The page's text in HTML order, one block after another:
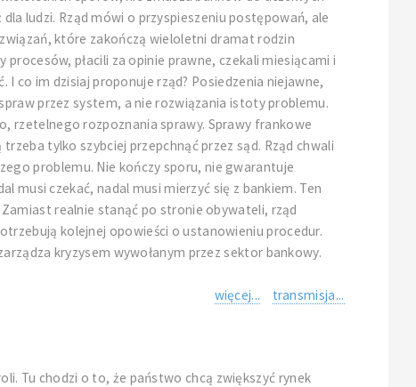
ludzi. Rząd mówi o przyspieszeniu postępowań, ale
które zakończą wieloletni dramat rodzin
płacili za opinie prawne, czekali miesiącami i
I co im dzisiaj proponuje rząd? Posiedzenia niejawne,
przez system, a nie rozwiązania istoty problemu.
rzetelnego rozpoznania sprawy. Sprawy frankowe
tylko szybciej przepchnąć przez sąd. Rząd chwali
problemu. Nie kończy sporu, nie gwarantuje
musi czekać, nadal musi mierzyć się z bankiem. Ten
realnie stanąć po stronie obywateli, rząd
kolejnej opowieści o ustanowieniu procedur.
kryzysem wywołanym przez sektor bankowy.
więcej...
transmisja...
Tu chodzi o to, że państwo chcą zwiększyć rynek